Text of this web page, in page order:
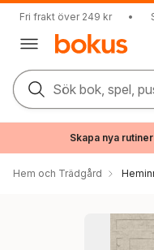
Fri frakt över 249 kr •
Sök bok, spel,
Skapa nya
Hem och Trädgård